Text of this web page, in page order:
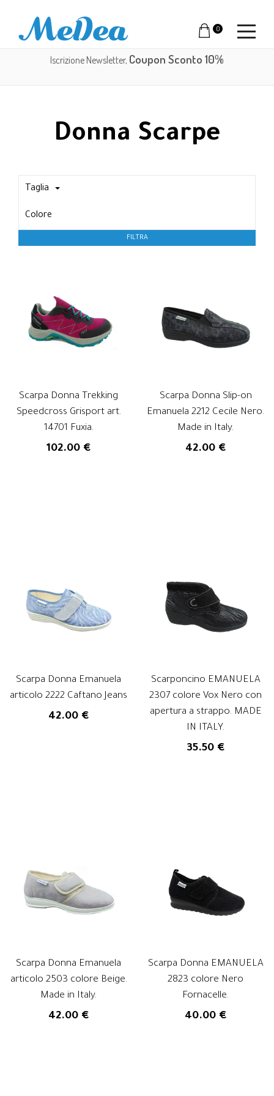
0
Iscrizione Newsletter, Coupon Sconto 10%
Donna Scarpe
Taglia
Colore
Scarpa Donna Trekking
Speedcross Grisport art.
14701 Fuxia.
102.00 €
Scarpa Donna Slip-on
Emanuela 2212 Cecile Nero.
Made in Italy.
42.00 €
Scarpa Donna Emanuela
articolo 2222 Caftano Jeans
42.00 €
Scarponcino EMANUELA
2307 colore Vox Nero con
apertura a strappo. MADE
IN ITALY.
35.50 €
Scarpa Donna Emanuela
articolo 2503 colore Beige.
Made in Italy.
42.00 €
Scarpa Donna EMANUELA
2823 colore Nero
Fornacelle.
40.00 €